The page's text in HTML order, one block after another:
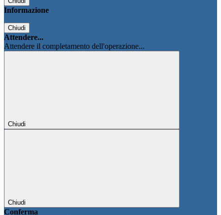
Informazione
Chiudi
Attendere...
Attendere il completamento dell'operazione...
Chiudi
Chiudi
Conferma